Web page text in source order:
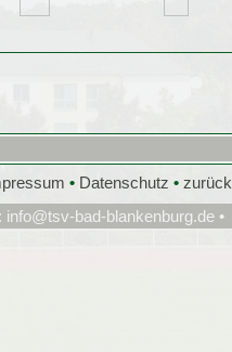
• Datenschutz • zurück
info@tsv-bad-blankenburg.de•